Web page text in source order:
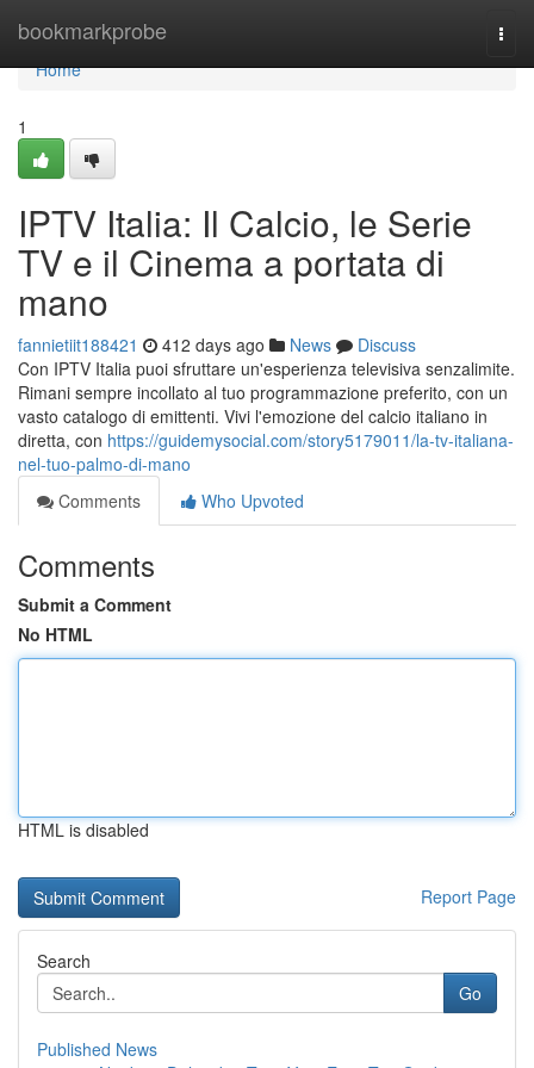
bookmarkprobe
Home
Home
1
IPTV Italia: Il Calcio, le Serie
TV e il Cinema a portata di
mano
fannietiit188421 412 days ago News
Discuss
Con IPTV Italia puoi sfruttare un'esperienza televisiva senzalimite.
Rimani sempre incollato al tuo programmazione preferito, con un
vasto catalogo di emittenti. Vivi l'emozione del calcio italiano in
diretta, con https://guidemysocial.com/story5179011/la-tv-italiana-
nel-tuo-palmo-di-mano
Comments
Who Upvoted
Comments
Submit a Comment
No HTML
HTML is disabled
Report Page
Search
Go
Published News